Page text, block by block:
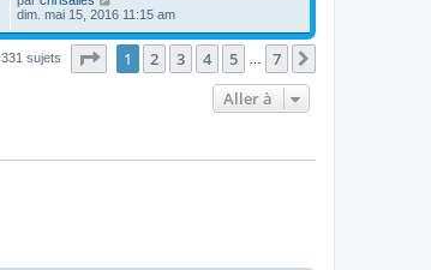
dim. mai 15, 2016 11:15 am
331 sujets Page sur7
1 2 3 4 5 7
Aller à